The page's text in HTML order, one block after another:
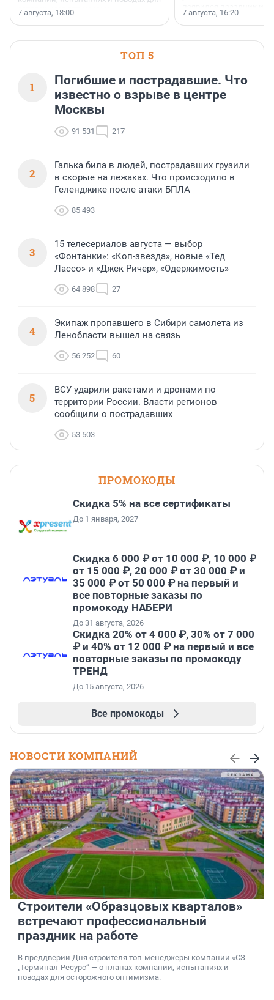
осторожного оптимизма.
7 августа, 18:00
поменялась роль
7 августа, 16:20
ТОП 5
1
Погибшие и пострадавшие. Что
известно о взрыве в центре
Москвы
91 531 217
2
Галька била в людей, пострадавших грузили
в скорые на лежаках. Что происходило в
Геленджике после атаки БПЛА
85 493
3
15 телесериалов августа — выбор
«Фонтанки»: «Коп-звезда», новые «Тед
Лассо» и «Джек Ричер», «Одержимость»
64 898 27
4
Экипаж пропавшего в Сибири самолета из
Ленобласти вышел на связь
56 252 60
5
ВСУ ударили ракетами и дронами по
территории России. Власти регионов
сообщили о пострадавших
53 503
ПРОМОКОДЫ
Скидка 5% на все сертификаты
До 1 января, 2027
Скидка 6 000 ₽ от 10 000 ₽, 10 000 ₽
от 15 000 ₽, 20 000 ₽ от 30 000 ₽ и
35 000 ₽ от 50 000 ₽ на первый и
все повторные заказы по
промокоду НАБЕРИ
До 31 августа, 2026
Скидка 20% от 4 000 ₽, 30% от 7 000
₽ и 40% от 12 000 ₽ на первый и все
повторные заказы по промокоду
ТРЕНД
До 15 августа, 2026
Все промокоды
НОВОСТИ КОМПАНИЙ
Строители «Образцовых кварталов»
встречают профессиональный
праздник на работе
В преддверии Дня строителя топ-менеджеры компании «СЗ
„Терминал-Ресурс“ — о планах компании, испытаниях и
поводах для осторожного оптимизма.